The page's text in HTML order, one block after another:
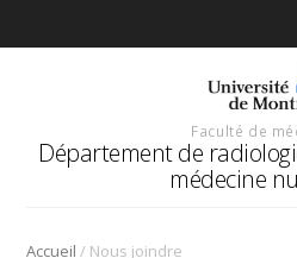
Faculté de
Département de
médecine
Accueil / Nous joindre